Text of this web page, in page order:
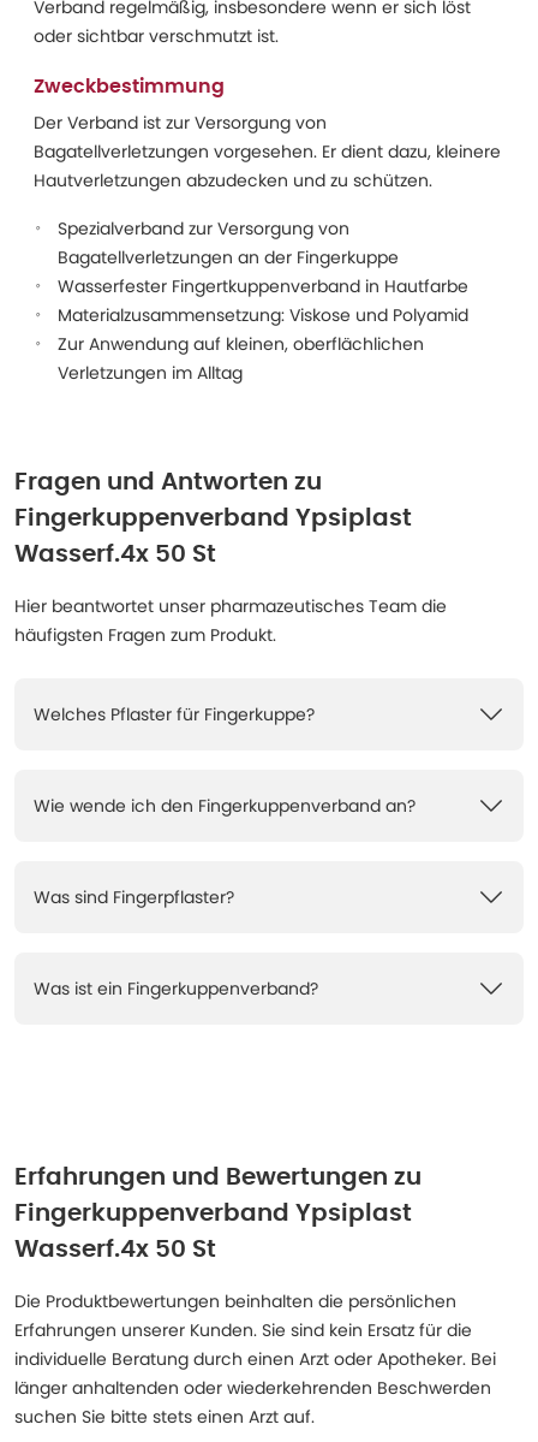
Verband regelmäßig, insbesondere wenn er sich löst
oder sichtbar verschmutzt ist.
Zweckbestimmung
Der Verband ist zur Versorgung von
Bagatellverletzungen vorgesehen. Er dient dazu, kleinere
Hautverletzungen abzudecken und zu schützen.
Spezialverband zur Versorgung von
Bagatellverletzungen an der Fingerkuppe
Wasserfester Fingertkuppenverband in Hautfarbe
Materialzusammensetzung: Viskose und Polyamid
Zur Anwendung auf kleinen, oberflächlichen
Verletzungen im Alltag
Fragen und Antworten zu
Fingerkuppenverband Ypsiplast
Wasserf.4x 50 St
Hier beantwortet unser pharmazeutisches Team die
häufigsten Fragen zum Produkt.
Welches Pflaster für Fingerkuppe?
Wie wende ich den Fingerkuppenverband an?
Was sind Fingerpflaster?
Was ist ein Fingerkuppenverband?
Erfahrungen und Bewertungen zu
Fingerkuppenverband Ypsiplast
Wasserf.4x 50 St
Die Produktbewertungen beinhalten die persönlichen
Erfahrungen unserer Kunden. Sie sind kein Ersatz für die
individuelle Beratung durch einen Arzt oder Apotheker. Bei
länger anhaltenden oder wiederkehrenden Beschwerden
suchen Sie bitte stets einen Arzt auf.